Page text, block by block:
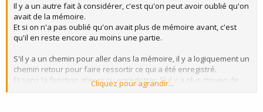
Il y a un autre fait à considérer, c'est qu'on peut avoir oublié qu'on
avait de la mémoire.
Et si on n'a pas oublié qu'on avait plus de mémoire avant, c'est
qu'il en reste encore au moins une partie.
S'il y a un chemin pour aller dans la mémoire, il y a logiquement un
chemin retour pour faire ressortir ce qui a été enregistré.
Et sans la fonction graver ou enregistrer, là il y a plus moyen de
faire revenir ce qui n'existe pas.
Cliquez pour agrandir...